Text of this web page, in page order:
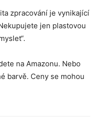
zpracování je vynikající
jen plastovou
na Amazonu. Nebo
barvě. Ceny se mohou